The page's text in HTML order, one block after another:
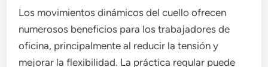
Los movimientos dinámicos del cuello ofrecen
numerosos beneficios para los trabajadores de
oficina, principalmente al reducir la tensión y
mejorar la flexibilidad. La práctica regular puede